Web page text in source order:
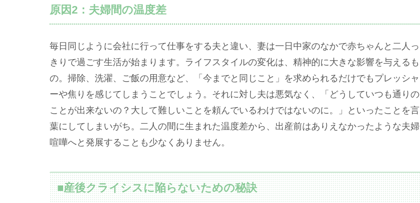
原因2：夫婦間の温度差
毎日同じように会社に行って仕事をする夫と違い、妻は一日中家のなかで赤ちゃんと二人っ
きりで過ごす生活が始まります。ライフスタイルの変化は、精神的に大きな影響を与えるも
の。掃除、洗濯、ご飯の用意など、「今までと同じこと」を求められるだけでもプレッシャ
ーや焦りを感じてしまうことでしょう。それに対し夫は悪気なく、「どうしていつも通りの
ことが出来ないの？大して難しいことを頼んでいるわけではないのに。」といったことを言
葉にしてしまいがち。二人の間に生まれた温度差から、出産前はありえなかったような夫婦
喧嘩へと発展することも少なくありません。
■産後クライシスに陥らないための秘訣